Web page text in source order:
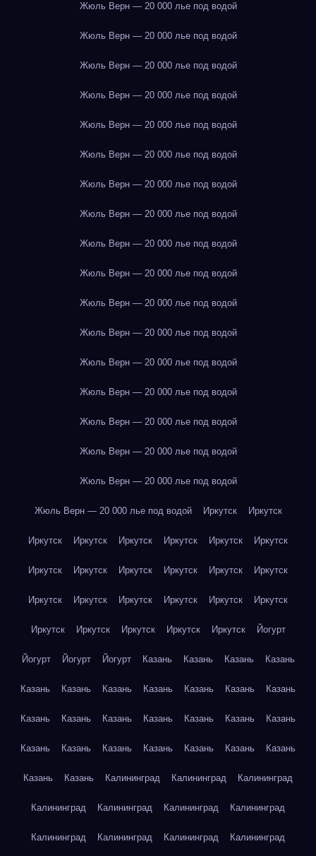
Жюль Верн — 20 000 лье под водой
Жюль Верн — 20 000 лье под водой
Жюль Верн — 20 000 лье под водой
Жюль Верн — 20 000 лье под водой
Жюль Верн — 20 000 лье под водой
Жюль Верн — 20 000 лье под водой
Жюль Верн — 20 000 лье под водой
Жюль Верн — 20 000 лье под водой
Жюль Верн — 20 000 лье под водой
Жюль Верн — 20 000 лье под водой
Жюль Верн — 20 000 лье под водой
Жюль Верн — 20 000 лье под водой
Жюль Верн — 20 000 лье под водой
Жюль Верн — 20 000 лье под водой
Жюль Верн — 20 000 лье под водой
Жюль Верн — 20 000 лье под водой
Жюль Верн — 20 000 лье под водой
Жюль Верн — 20 000 лье под водой Иркутск Иркутск
Иркутск Иркутск Иркутск Иркутск Иркутск Иркутск
Иркутск Иркутск Иркутск Иркутск Иркутск Иркутск
Иркутск Иркутск Иркутск Иркутск Иркутск Иркутск
Иркутск Иркутск Иркутск Иркутск Иркутск Йогурт
Йогурт Йогурт Йогурт Казань Казань Казань Казань
Казань Казань Казань Казань Казань Казань Казань
Казань Казань Казань Казань Казань Казань Казань
Казань Казань Казань Казань Казань Казань Казань
Казань Казань Калининград Калининград Калининград
Калининград Калининград Калининград Калининград
Калининград Калининград Калининград Калининград